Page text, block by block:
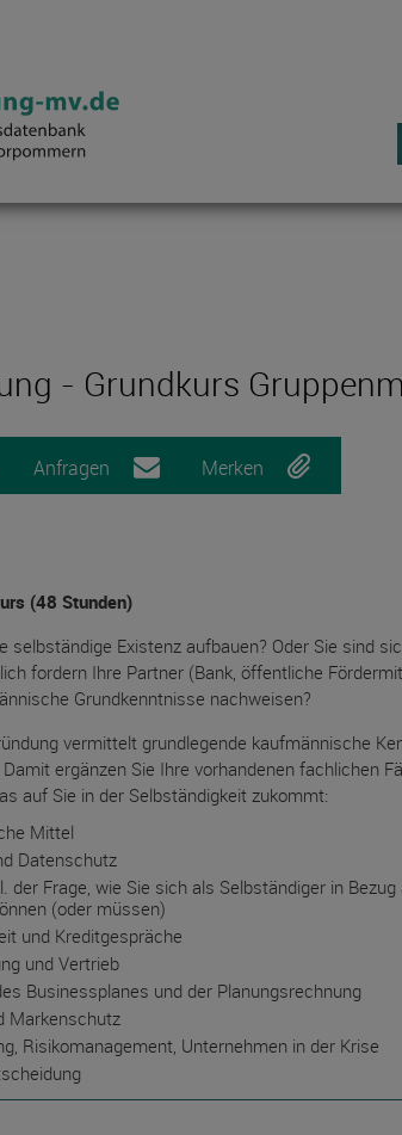
- Grundkurs
Anfragen Merken
(48 Stunden)
selbständige Existenz aufbauen? Oder Sie sind
fordern Ihre Partner (Bank, öffentliche
Grundkenntnisse nachweisen?
vermittelt grundlegende kaufmännische
ergänzen Sie Ihre vorhandenen fachlichen
auf Sie in der Selbständigkeit zukommt:
Mittel
Datenschutz
der Frage, wie Sie sich als Selbständiger in
(oder müssen)
und Kreditgespräche
und Vertrieb
Businessplanes und der Planungsrechnung
Markenschutz
Risikomanagement, Unternehmen in der Krise